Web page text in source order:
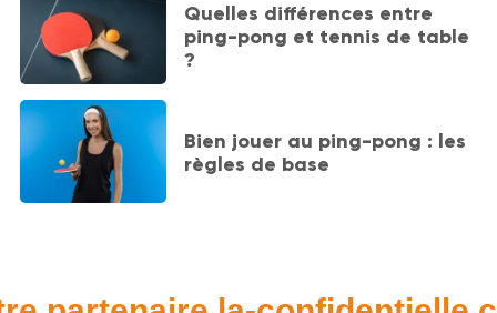
Quelles différences entre
ping-pong et tennis de table
?
Bien jouer au ping-pong : les
règles de base